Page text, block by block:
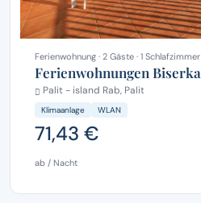
Ferienwohnung · 2 Gäste · 1 Schlafzimmer
Ferienwohnungen Biserka
Palit - island Rab, Palit
Klimaanlage WLAN
71,43 €
ab / Nacht